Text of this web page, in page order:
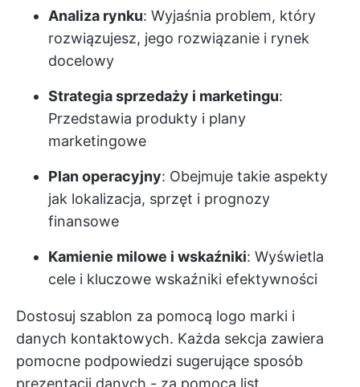
Analiza rynku: Wyjaśnia problem, który
rozwiązujesz, jego rozwiązanie i rynek
docelowy
Strategia sprzedaży i marketingu:
Przedstawia produkty i plany
marketingowe
Plan operacyjny: Obejmuje takie aspekty
jak lokalizacja, sprzęt i prognozy
finansowe
Kamienie milowe i wskaźniki: Wyświetla
cele i kluczowe wskaźniki efektywności
Dostosuj szablon za pomocą logo marki i
danych kontaktowych. Każda sekcja zawiera
pomocne podpowiedzi sugerujące sposób
prezentacji danych - za pomocą list